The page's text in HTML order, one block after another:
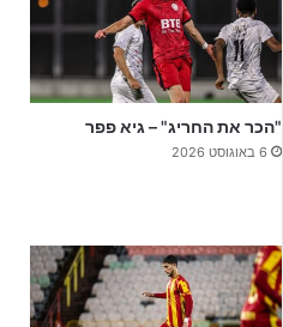
"הכר את החריג" – גיא פפר
6 באוגוסט 2026